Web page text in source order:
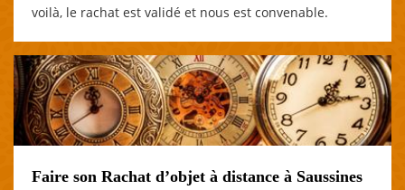
voilà, le rachat est validé et nous est convenable.
Faire son Rachat d’objet à distance à Saussines